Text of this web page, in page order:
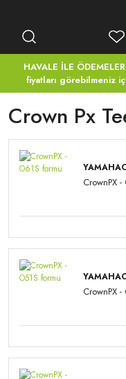
HAVALE İLE
fiyatları görebilmeniz
Crown Px
CrownPX
CrownPX